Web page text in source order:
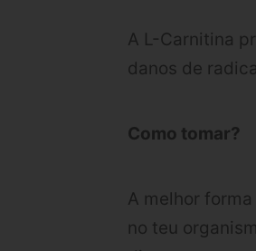
A L-Carnitina
danos de
Como tomar?
A melhor
no teu